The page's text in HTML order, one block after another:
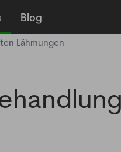
Blog
Lähmungen